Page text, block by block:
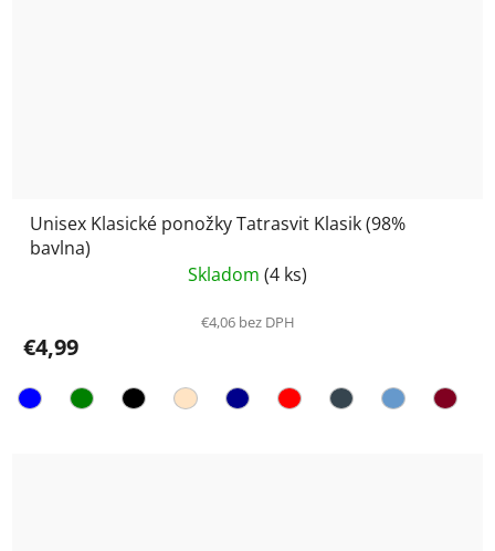
Unisex Klasické ponožky Tatrasvit Klasik (98%
bavlna)
Skladom (4 ks)
€4,06 bez DPH
€4,99